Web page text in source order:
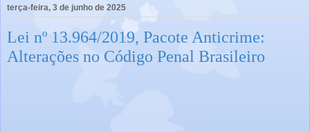
terça-feira, 3 de junho de 2025
Lei nº 13.964/2019, Pacote Anticrime:
Alterações no Código Penal Brasileiro